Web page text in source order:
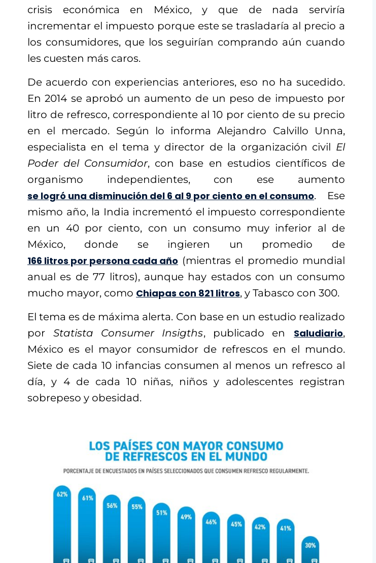
crisis económica en México, y que de nada serviría
incrementar el impuesto porque este se trasladaría al precio a
los consumidores, que los seguirían comprando aún cuando
les cuesten más caros.
De acuerdo con experiencias anteriores, eso no ha sucedido.
En 2014 se aprobó un aumento de un peso de impuesto por
litro de refresco, correspondiente al 10 por ciento de su precio
en el mercado. Según lo informa Alejandro Calvillo Unna,
especialista en el tema y director de la organización civil El
Poder del Consumidor, con base en estudios científicos de
organismo independientes, con ese aumento
se logró una disminución del 6 al 9 por ciento en el consumo. Ese
mismo año, la India incrementó el impuesto correspondiente
en un 40 por ciento, con un consumo muy inferior al de
México, donde se ingieren un promedio de
166 litros por persona cada año (mientras el promedio mundial
anual es de 77 litros), aunque hay estados con un consumo
mucho mayor, como Chiapas con 821 litros, y Tabasco con 300.
El tema es de máxima alerta. Con base en un estudio realizado
por Statista Consumer Insigths, publicado en Saludiario,
México es el mayor consumidor de refrescos en el mundo.
Siete de cada 10 infancias consumen al menos un refresco al
día, y 4 de cada 10 niñas, niños y adolescentes registran
sobrepeso y obesidad.